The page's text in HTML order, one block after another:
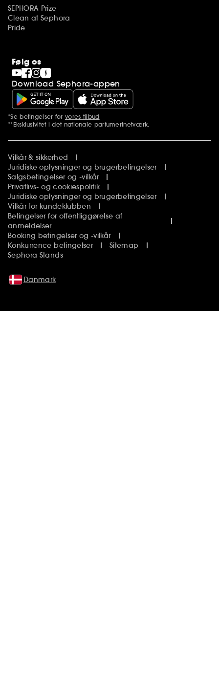
SEPHORA Prize
Clean at Sephora
Pride
Følg os
Download Sephora-appen
Yderligere bemærkninger
*Se betingelser for vores tilbud
**Eksklusivitet i det nationale parfumerinetværk.
Vilkår & sikkerhed
Juridiske oplysninger og brugerbetingelser
Salgsbetingelser og -vilkår
Privatlivs- og cookiespolitik
Juridiske oplysninger og brugerbetingelser
Vilkår for kundeklubben
Betingelser for offentliggørelse af
anmeldelser
Booking betingelser og -vilkår
Konkurrence betingelser
Sitemap
Sephora Stands
Danmark